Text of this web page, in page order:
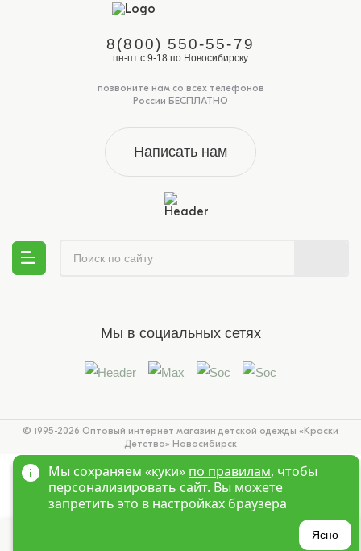
?
8(800) 550-55-79
пн-пт с 9-18 по Новосибирску
позвоните нам со всех телефонов
России БЕСПЛАТНО
Написать нам
Мы в социальных сетях
© 1995-2026 Оптовый интернет магазин детской одежды «Краски
Детства» Новосибирск
Мы сохраняем «куки» по правилам, чтобы
персонализировать сайт. Вы можете
запретить это в настройках браузера
Ясно